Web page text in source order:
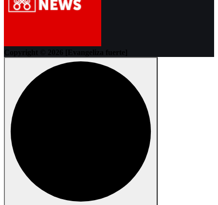
Copyright © 2026 [Evangeliza fuerte]